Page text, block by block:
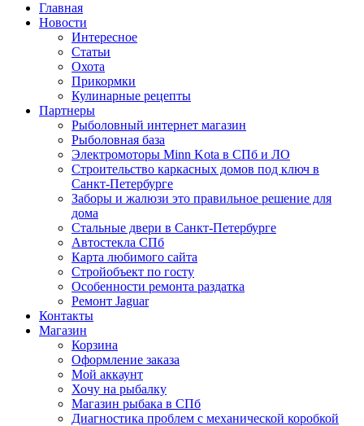
Главная
Новости
Интересное
Статьи
Охота
Прикормки
Кулинарные рецепты
Партнеры
Рыболовный интернет магазин
Рыболовная база
Электромоторы Minn Kota в СПб и ЛО
Строительство каркасных домов под ключ в
Санкт-Петербурге
Заборы и жалюзи это правильное решение для
дома
Стальные двери в Санкт-Петербурге
Автостекла СПб
Карта любимого сайта
Стройобъект по госту
Особенности ремонта раздатка
Ремонт Jaguar
Контакты
Магазин
Корзина
Оформление заказа
Мой аккаунт
Хочу на рыбалку
Магазин рыбака в СПб
Диагностика проблем с механической коробкой